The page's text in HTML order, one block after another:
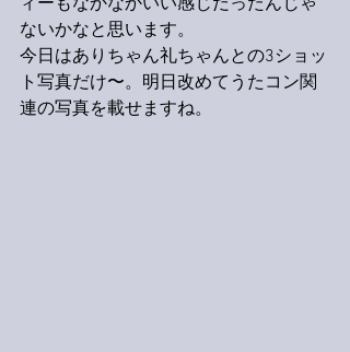
ィーもなかなかいい感じだったんじゃ
ないかなと思います。
今日はありちゃん礼ちゃんとの3ショッ
ト写真だけ〜。明日改めてうたコン関
連の写真を載せますね。